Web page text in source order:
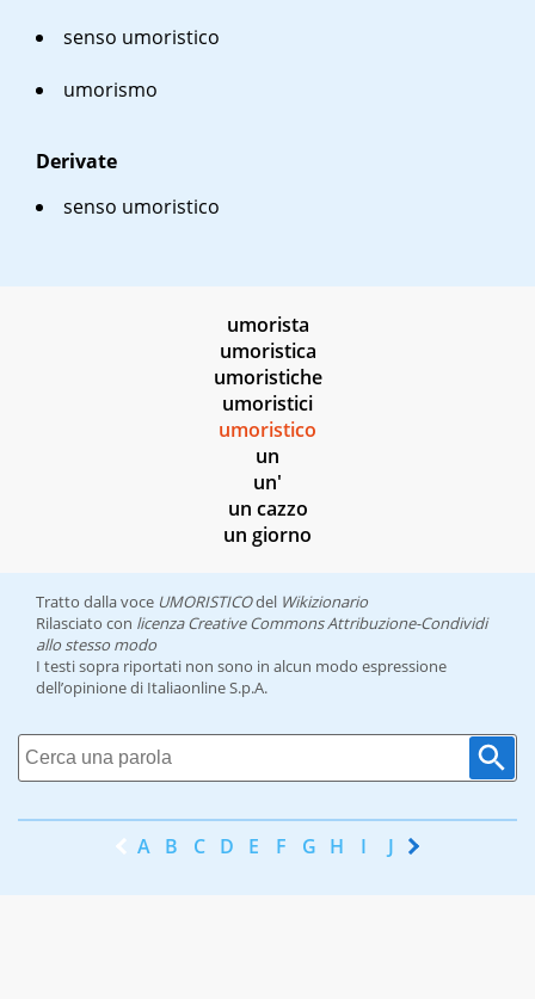
senso umoristico
umorismo
Derivate
senso umoristico
umorista
umoristica
umoristiche
umoristici
umoristico
un
un'
un cazzo
un giorno
Tratto dalla voce UMORISTICOdel Wikizionario
Rilasciato con licenza Creative Commons Attribuzione-Condividi
allo stesso modo
I testi sopra riportati non sono in alcun modo espressione
dell’opinione di Italiaonline S.p.A.
A B C D E F G H I J K